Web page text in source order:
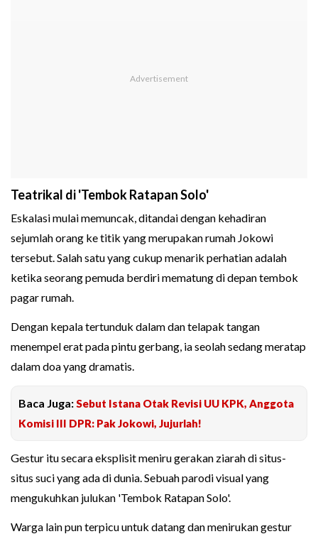
Teatrikal di 'Tembok Ratapan Solo'
Eskalasi mulai memuncak, ditandai dengan kehadiran
sejumlah orang ke titik yang merupakan rumah Jokowi
tersebut. Salah satu yang cukup menarik perhatian adalah
ketika seorang pemuda berdiri mematung di depan tembok
pagar rumah.
Dengan kepala tertunduk dalam dan telapak tangan
menempel erat pada pintu gerbang, ia seolah sedang meratap
dalam doa yang dramatis.
Baca Juga: Sebut Istana Otak Revisi UU KPK, Anggota
Komisi III DPR: Pak Jokowi, Jujurlah!
Gestur itu secara eksplisit meniru gerakan ziarah di situs-
situs suci yang ada di dunia. Sebuah parodi visual yang
mengukuhkan julukan 'Tembok Ratapan Solo'.
Warga lain pun terpicu untuk datang dan menirukan gestur